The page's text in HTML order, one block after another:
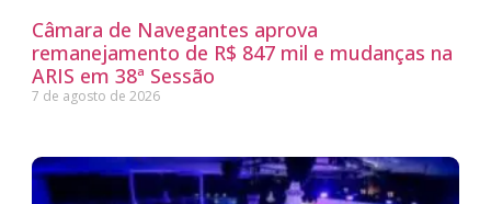
Câmara de Navegantes aprova
remanejamento de R$ 847 mil e mudanças na
ARIS em 38ª Sessão
7 de agosto de 2026